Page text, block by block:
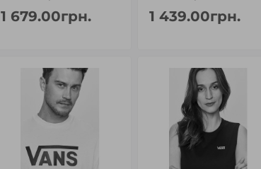
1 679.00грн. 1 439.00грн.